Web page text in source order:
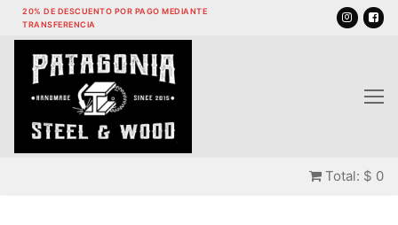
contenido
20% DE DESCUENTO POR PAGO MEDIANTE
TRANSFERENCIA
Total: $ 0